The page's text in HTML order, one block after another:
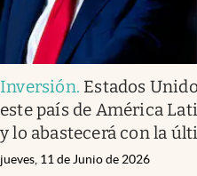
Inversión. Estados
este país de América
y lo abastecerá con la
jueves, 11 de Junio de 2026